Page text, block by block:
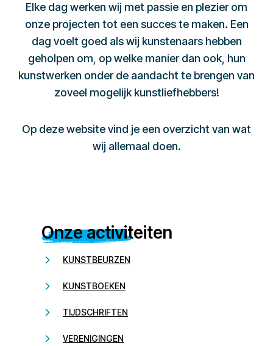
Elke dag werken wij met passie en plezier om
onze projecten tot een succes te maken. Een
dag voelt goed als wij kunstenaars hebben
geholpen om, op welke manier dan ook, hun
kunstwerken onder de aandacht te brengen van
zoveel mogelijk kunstliefhebbers!
Op deze website vind je een overzicht van wat
wij allemaal doen.
Onze activiteiten
KUNSTBEURZEN
KUNSTBOEKEN
TIJDSCHRIFTEN
VERENIGINGEN